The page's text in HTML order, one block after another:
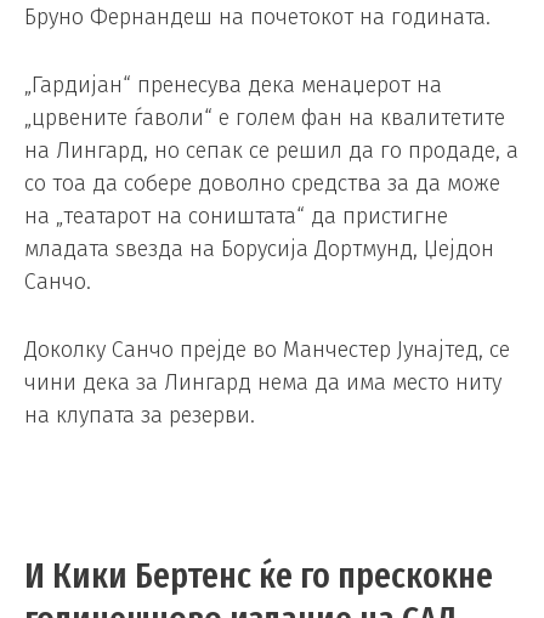
Бруно Фернандеш на почетокот на годината.
„Гардијан“ пренесува дека менаџерот на
„црвените ѓаволи“ е голем фан на квалитетите
на Лингард, но сепак се решил да го продаде, а
со тоа да собере доволно средства за да може
на „театарот на соништата“ да пристигне
младата ѕвезда на Борусија Дортмунд, Џејдон
Санчо.
Доколку Санчо прејде во Манчестер Јунајтед, се
чини дека за Лингард нема да има место ниту
на клупата за резерви.
И Кики Бертенс ќе го прескокне